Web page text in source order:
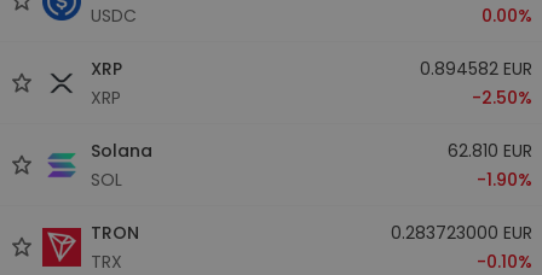
USDC
0.00%
XRP
XRP
0.894582 EUR
-2.50%
Solana
SOL
62.810 EUR
-1.90%
TRON
TRX
0.283723000 EUR
-0.10%